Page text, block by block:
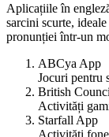
Aplicațiile în
sarcini scurte,
pronunției într-un
ABCya App
Jocuri pentru
British
Activități
Starfall App
Activități